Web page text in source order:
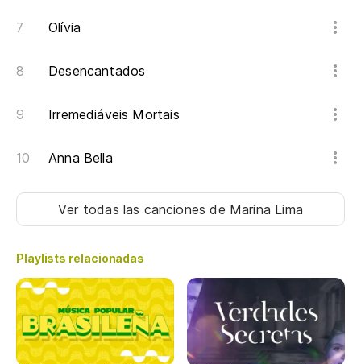
Olívia
Desencantados
Irremediáveis Mortais
Anna Bella
Ver todas las cancionesde Marina Lima
Playlists relacionadas